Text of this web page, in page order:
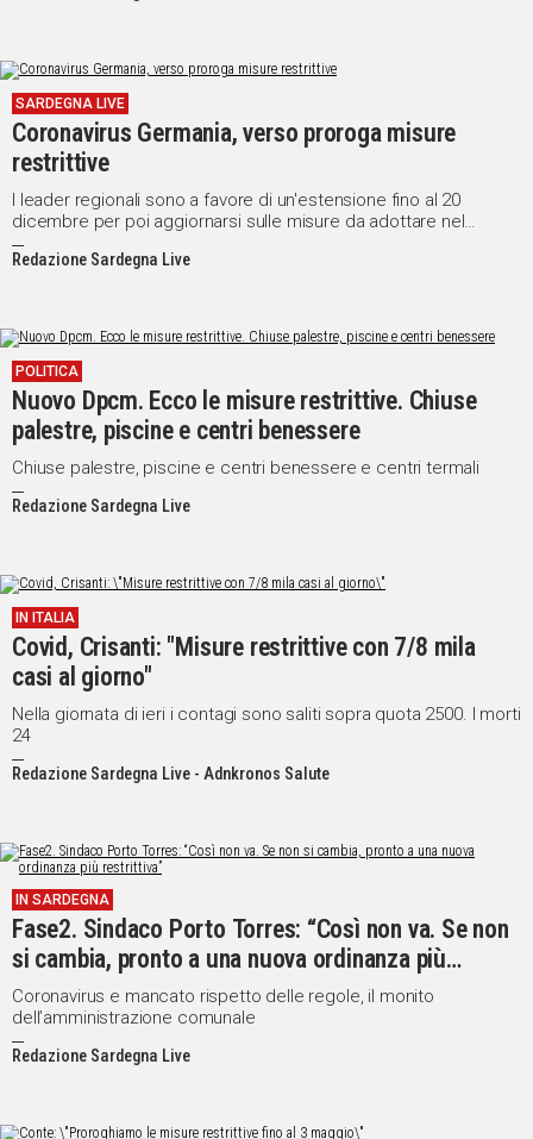
VIDEO
UNISCITI
WHATSAPP
Social
SARDEGNA LIVE
Coronavirus Germania, verso proroga misure
restrittive
I leader regionali sono a favore di un'estensione fino al 20
dicembre per poi aggiornarsi sulle misure da adottare nel
periodo natalizio
Redazione Sardegna Live
POLITICA
Nuovo Dpcm. Ecco le misure restrittive. Chiuse
palestre, piscine e centri benessere
Chiuse palestre, piscine e centri benessere e centri termali
Redazione Sardegna Live
IN ITALIA
Covid, Crisanti: "Misure restrittive con 7/8 mila
casi al giorno"
Nella giornata di ieri i contagi sono saliti sopra quota 2500. I morti
24
Redazione Sardegna Live - Adnkronos Salute
IN SARDEGNA
Fase2. Sindaco Porto Torres: “Così non va. Se non
si cambia, pronto a una nuova ordinanza più
restrittiva”
Coronavirus e mancato rispetto delle regole, il monito
dell’amministrazione comunale
Redazione Sardegna Live